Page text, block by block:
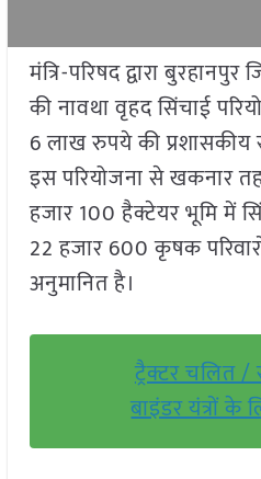
मंत्रि-परिषद द्वारा
की नावथा वृहद सिंचाई
6 लाख रुपये की प्रशासकीय
इस परियोजना से खकनार
हजार 100 हैक्टेयर भूमि में
22 हजार 600 कृषक
अनुमानित है।
ट्रैक्टर चलित
बाइंडर यंत्रों